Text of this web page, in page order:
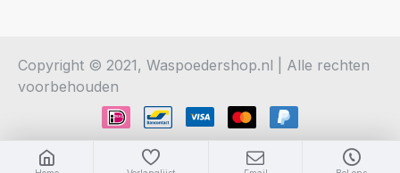
Copyright © 2021, Waspoedershop.nl | Alle rechten
voorbehouden